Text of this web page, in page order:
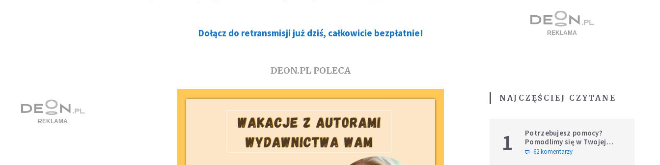
Dołącz do retransmisji już dziś, całkowicie bezpłatnie!
DEON.PL POLECA
NAJCZĘŚCIEJ CZYTANE
1
Potrzebujesz pomocy?
Pomodlimy się w Twojej
intencji
62 komentarzy